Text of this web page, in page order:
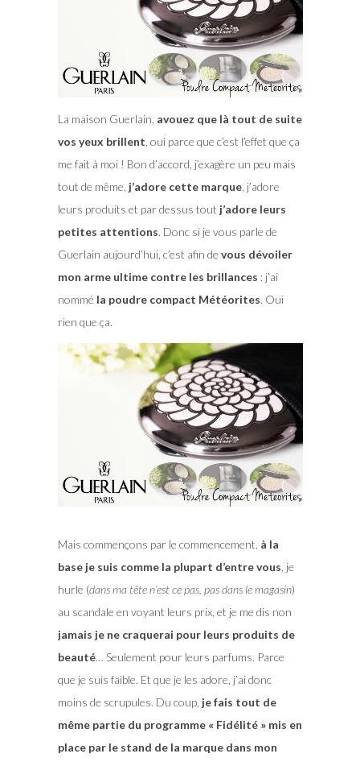
La maison Guerlain, avouez que là tout de suite
vos yeux brillent , oui parce que c’est l’effet que ça
me fait à moi ! Bon d’accord, j’exagère un peu mais
tout de même, j’adore cette marque, j’adore
leurs produits et par dessus tout j’adore leurs
petites attentions. Donc si je vous parle de
Guerlain aujourd’hui, c’est afin de vous dévoiler
mon arme ultime contre les brillances : j’ai
nommé la poudre compact Météorites. Oui
rien que ça.
Mais commençons par le commencement, à la
base je suis comme la plupart d’entre vous , je
hurle (dans ma tête n’est ce pas, pas dans le magasin)
au scandale en voyant leurs prix, et je me dis non
jamais je ne craquerai pour leurs produits de
beauté… Seulement pour leurs parfums. Parce
que je suis faible. Et que je les adore, j’ai donc
moins de scrupules. Du coup, je fais tout de
même partie du programme « Fidélité » mis en
place par le stand de la marque dans mon